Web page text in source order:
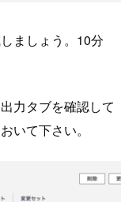
ましょう。10分
力タブを確認して
いて下さい。